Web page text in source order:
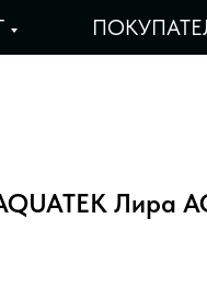
Лира